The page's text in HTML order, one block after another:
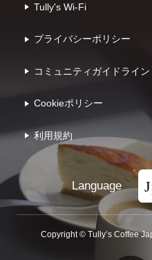
Tully's Wi-Fi
プライバシーポリシー
コミュニティガイドライン
Cookieポリシー
利⽤規約
Language
Copyright © Tullyʼs Coffee